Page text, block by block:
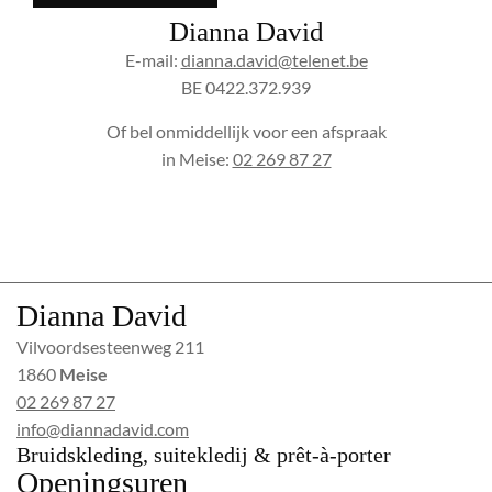
Dianna David
E-mail: dianna.david@telenet.be
BE 0422.372.939
Of bel onmiddellijk voor een afspraak
in Meise: 02 269 87 27
Dianna David
Vilvoordsesteenweg 211
1860 Meise
02 269 87 27
info@diannadavid.com
Bruidskleding, suitekledij & prêt-à-porter
Openingsuren